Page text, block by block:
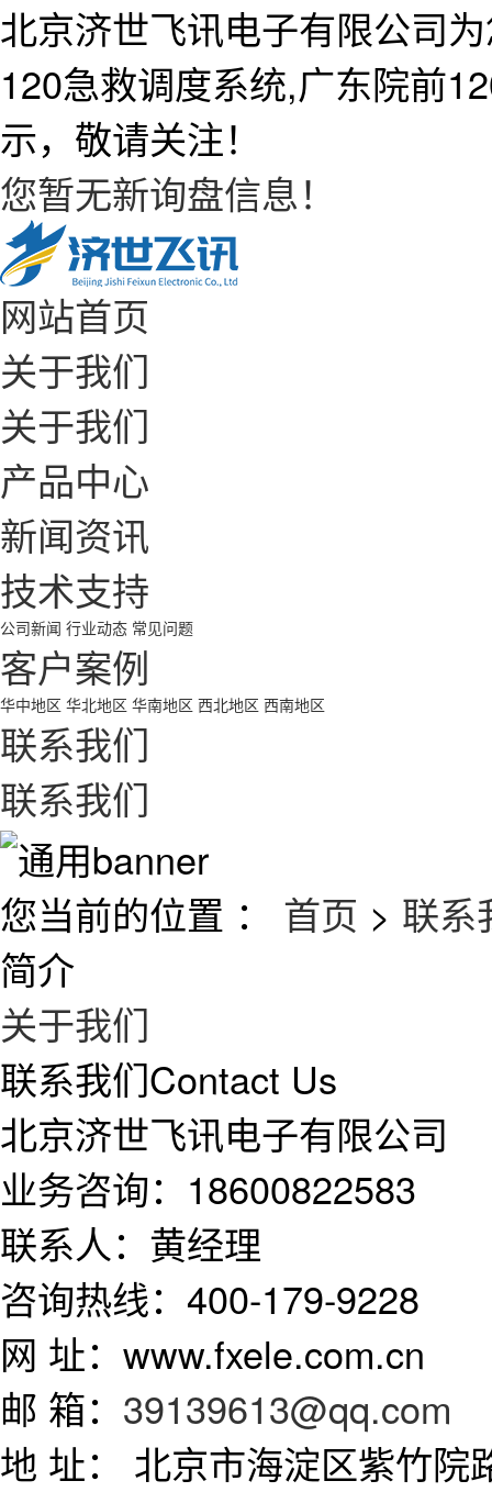
北京济世飞讯电子有限公司
120急救调度系统,广东院前
示，敬请关注！
您暂无新询盘信息！
网站首页
关于我们
关于我们
产品中心
新闻资讯
技术支持
公司新闻 行业动态 常见问题
客户案例
华中地区 华北地区 华南地区 西北地区 西南地区
联系我们
联系我们
您当前的位置 ： 首页 > 联系
简介
关于我们
联系我们Contact Us
北京济世飞讯电子有限公司
业务咨询：18600822583
联系人：黄经理
咨询热线：400-179-9228
网 址：www.fxele.com.cn
邮 箱： 39139613@qq.com
地 址： 北京市海淀区紫竹院